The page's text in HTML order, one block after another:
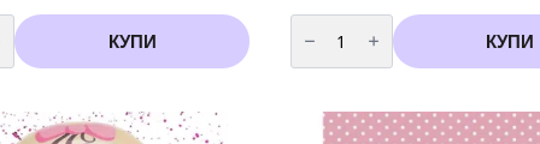
КУПИ
количество
за
Фолиев
балон
синя
КУПИ